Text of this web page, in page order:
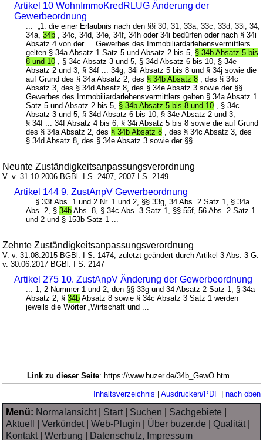
Artikel 10 WohnImmoKredRLUG Änderung der
Gewerbeordnung
... „1. die einer Erlaubnis nach den §§ 30, 31, 33a, 33c, 33d, 33i, 34,
34a,34b , 34c, 34d, 34e, 34f, 34h oder 34i bedürfen oder nach § 34i
Absatz 4 von der ... Gewerbes des Immobiliardarlehensvermittlers
gelten § 34a Absatz 1 Satz 5 und Absatz 2 bis 5, § 34b Absatz 5 bis
8 und 10 , § 34c Absatz 3 und 5, § 34d Absatz 6 bis 10, § 34e
Absatz 2 und 3, § 34f ... 34g, 34i Absatz 5 bis 8 und § 34j sowie die
auf Grund des § 34a Absatz 2, des § 34b Absatz 8 , des § 34c
Absatz 3, des § 34d Absatz 8, des § 34e Absatz 3 sowie der §§ ...
Gewerbes des Immobiliardarlehensvermittlers gelten § 34a Absatz 1
Satz 5 und Absatz 2 bis 5, § 34b Absatz 5 bis 8 und 10 , § 34c
Absatz 3 und 5, § 34d Absatz 6 bis 10, § 34e Absatz 2 und 3,
§ 34f ... 34f Absatz 4 bis 6, § 34i Absatz 5 bis 8 sowie die auf Grund
des § 34a Absatz 2, des § 34b Absatz 8 , des § 34c Absatz 3, des
§ 34d Absatz 8, des § 34e Absatz 3 sowie der §§ ...
Neunte Zuständigkeitsanpassungsverordnung
V. v. 31.10.2006 BGBl. I S. 2407, 2007 I S. 2149
Artikel 144 9. ZustAnpV Gewerbeordnung
... § 33f Abs. 1 und 2 Nr. 1 und 2, §§ 33g, 34 Abs. 2 Satz 1, § 34a
Abs. 2, §34b Abs. 8, § 34c Abs. 3 Satz 1, §§ 55f, 56 Abs. 2 Satz 1
und 2 und § 153b Satz 1 ...
Zehnte Zuständigkeitsanpassungsverordnung
V. v. 31.08.2015 BGBl. I S. 1474; zuletzt geändert durch Artikel 3 Abs. 3 G.
v. 30.06.2017 BGBl. I S. 2147
Artikel 275 10. ZustAnpV Änderung der Gewerbeordnung
... 1, 2 Nummer 1 und 2, den §§ 33g und 34 Absatz 2 Satz 1, § 34a
Absatz 2, §34b Absatz 8 sowie § 34c Absatz 3 Satz 1 werden
jeweils die Wörter „Wirtschaft und ...
Link zu dieser Seite: https://www.buzer.de/34b_GewO.htm
Inhaltsverzeichnis Ausdrucken/PDF| nach oben
Menü: Normalansicht| Start| Suchen Sachgebiete
Aktuell
|Verkündet|Web-Plugin Über buzer.de |Qualität|
Kontakt|Werbung Datenschutz, Impressum